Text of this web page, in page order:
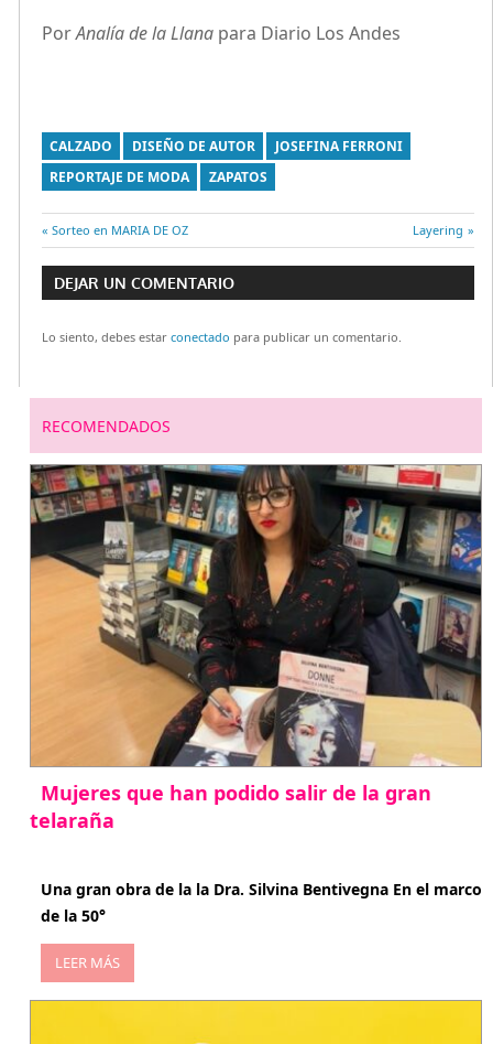
PorAnalía de la Llanapara Diario Los Andes
CALZADO DISEÑO DE AUTOR
JOSEFINA FERRONI
REPORTAJE DE MODA
ZAPATOS
Navegación
de
entradas
Entrada
anterior:
Sorteo en MARIA DE OZ
Entrada
siguiente:
Layering
DEJAR UN COMENTARIO
Lo siento, debes estar conectado para publicar un comentario.
RECOMENDADOS
Mujeres que han podido salir de la gran
telaraña
Una gran obra de la la Dra. Silvina Bentivegna En el marco
de la 50°
LEER MÁS